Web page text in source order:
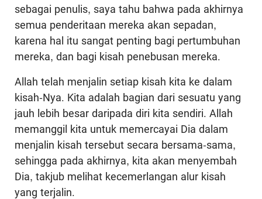
sebagai penulis, saya tahu bahwa pada akhirnya
semua penderitaan mereka akan sepadan,
karena hal itu sangat penting bagi pertumbuhan
mereka, dan bagi kisah penebusan mereka.
Allah telah menjalin setiap kisah kita ke dalam
kisah-Nya. Kita adalah bagian dari sesuatu yang
jauh lebih besar daripada diri kita sendiri. Allah
memanggil kita untuk memercayai Dia dalam
menjalin kisah tersebut secara bersama-sama,
sehingga pada akhirnya, kita akan menyembah
Dia, takjub melihat kecemerlangan alur kisah
yang terjalin.